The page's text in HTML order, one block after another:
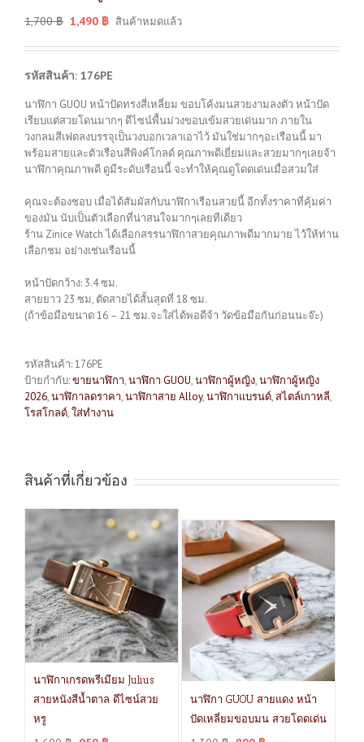
1,700฿ 1,490 ฿ สินค้าหมดแล้ว
รหัสสินค้า: 176PE
นาฬิกา GUOU หน้าปัดทรงสี่เหลี่ยม ขอบโค้งมนสวยงามลงตัว หน้าปัด
เรียบแต่สวยโดนมากๆ ดีไซน์พื้นม่วงขอบเข้มสวยเด่นมาก ภายใน
วงกลมสีเฟดลงบรรจุเป็นวงบอกเวลาเอาไว้ มันใช่มากๆอะเรือนนี้ มา
พร้อมสายและตัวเรือนสีพิงค์โกลด์ คุณภาพดีเยี่ยมและสวยมากๆเลยจ้า
นาฬิกาคุณภาพดี ดูมีระดับเรือนนี้ จะทำให้คุณดูโดดเด่นเมื่อสวมใส่
คุณจะต้องชอบ เมื่อได้สัมผัสกับนาฬิกาเรือนสวยนี้ อีกทั้งราคาที่คุ้มค่า
ของมัน นับเป็นตัวเลือกที่น่าสนใจมากๆเลยทีเดียว
ร้าน Zinice Watch ได้เลือกสรรนาฬิกาสวยคุณภาพดีมากมาย ไว้ให้ท่าน
เลือกชม อย่างเช่นเรือนนี้
หน้าปัดกว้าง: 3.4 ซม.
สายยาว 23 ซม, ตัดสายได้สั้นสุดที่ 18 ซม.
(ถ้าข้อมือขนาด 16 – 21 ซม.จะใส่ได้พอดีจ้า วัดข้อมือกันก่อนนะจ๊ะ)
รหัสสินค้า:176PE
ป้ายกำกับ:ขายนาฬิกา,นาฬิกา GUOU,นาฬิกาผู้หญิง,นาฬิกาผู้หญิง
2026,นาฬิกาลดราคา,นาฬิกาสาย Alloy,นาฬิกาแบรนด์,สไตล์เกาหลี,
โรสโกลด์,ใส่ทำงาน
สินค้าที่เกี่ยวข้อง
นาฬิกาเกรดพรีเมียม Julius
สายหนังสีน้ำตาล ดีไซน์สวย
หรู
นาฬิกา GUOU สายแดง หน้า
ปัดเหลี่ยมขอบมน สวยโดดเด่น